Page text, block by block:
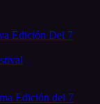
Edición Del 7
Edición del 7